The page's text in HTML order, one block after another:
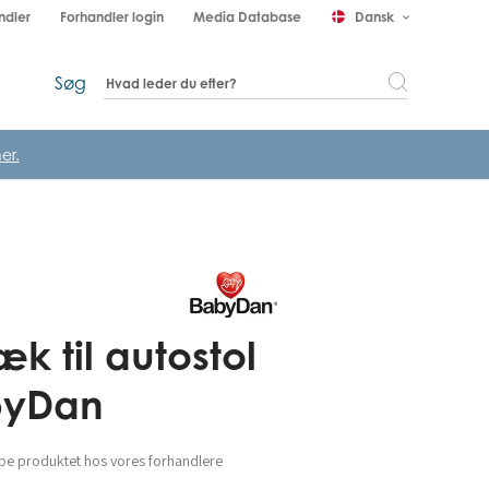
Forhandler login Media Database Dansk keyboard_arrow_down
Søg
til autostol
produktet hos vores forhandlere